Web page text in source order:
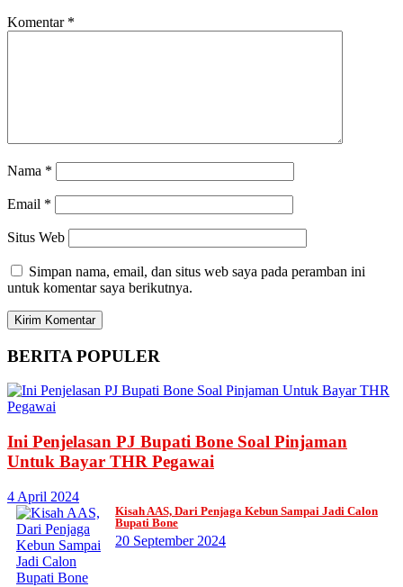
Komentar *
Nama *
Email *
Situs Web
Simpan nama, email, dan situs web saya pada peramban ini
untuk komentar saya berikutnya.
BERITA POPULER
Ini Penjelasan PJ Bupati Bone Soal Pinjaman
Untuk Bayar THR Pegawai
4 April 2024
Kisah AAS, Dari Penjaga Kebun Sampai Jadi Calon
Bupati Bone
20 September 2024